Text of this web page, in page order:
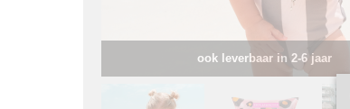
ook leverbaar in 2-6 jaar